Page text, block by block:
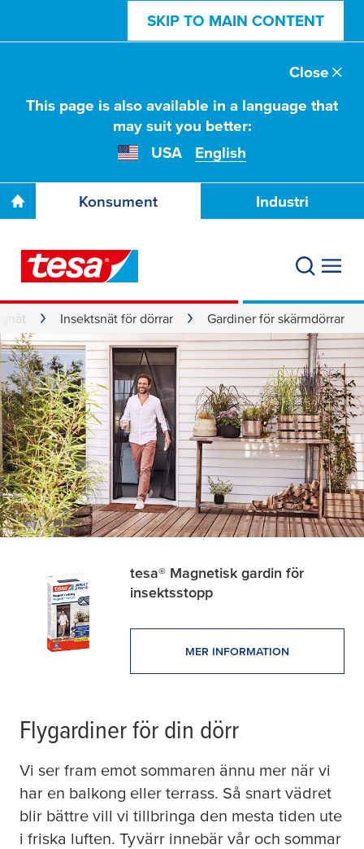
SKIP TO MAIN CONTENT
This page is also available in a language that
may suit you better:
USA
English
Close
Konsument Industri
Insektsnät för dörrar Gardiner för skärmdörrar
tesa® Magnetisk gardin för
insektsstopp
MER INFORMATION
Flygardiner för din dörr
Vi ser fram emot sommaren ännu mer när vi
har en balkong eller terrass. Så snart vädret
blir bättre vill vi tillbringa den mesta tiden ute
i friska luften. Tyvärr innebär vår och sommar